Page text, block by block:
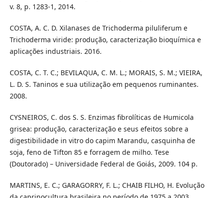
v. 8, p. 1283-1, 2014.
COSTA, A. C. D. Xilanases de Trichoderma piluliferum e
Trichoderma viride: produção, caracterização bioquímica e
aplicações industriais. 2016.
COSTA, C. T. C.; BEVILAQUA, C. M. L.; MORAIS, S. M.; VIEIRA,
L. D. S. Taninos e sua utilização em pequenos ruminantes.
2008.
CYSNEIROS, C. dos S. S. Enzimas fibrolíticas de Humicola
grisea: produção, caracterização e seus efeitos sobre a
digestibilidade in vitro do capim Marandu, casquinha de
soja, feno de Tifton 85 e forragem de milho. Tese
(Doutorado) – Universidade Federal de Goiás, 2009. 104 p.
MARTINS, E. C.; GARAGORRY, F. L.; CHAIB FILHO, H. Evolução